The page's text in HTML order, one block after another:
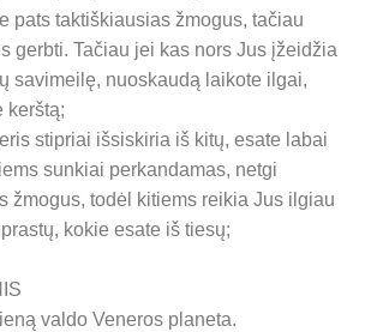
pats taktiškiausias žmogus, tačiau
gerbti. Tačiau jei kas nors Jus įžeidžia
savimeilę, nuoskaudą laikote ilgai,
kerštą;
stipriai išsiskiria iš kitų, esate labai
sunkiai perkandamas, netgi
žmogus, todėl kitiems reikia Jus ilgiau
kokie esate iš tiesų;
valdo Veneros planeta.